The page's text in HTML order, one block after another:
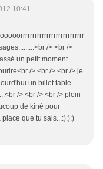
10:41
/> <br />
un petit moment
/> <br /> <br /> je
un billet table
/> <br /> <br /> plein
de kiné pour
que tu sais...:):):)